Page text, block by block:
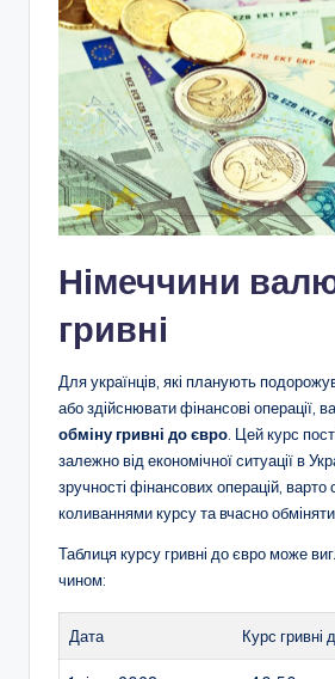
Німеччини
гривні
Для українців, які планують
або здійснювати фінансові операції,
обміну гривні до євро . Цей курс
залежно від економічної ситуації в
зручності фінансових операцій, варто
коливаннями курсу та вчасно обміняти
Таблиця курсу гривні до євро може
чином:
Дата Курс гривні